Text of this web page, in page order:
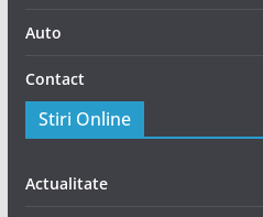
Auto
Contact
Stiri Online
Actualitate